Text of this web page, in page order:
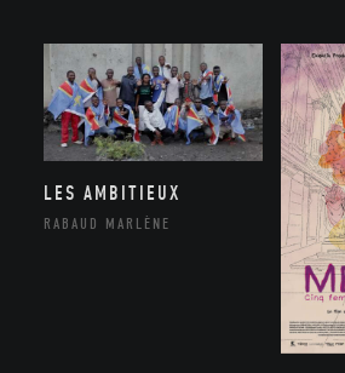
LES AMBITIEUX
RABAUD MARLÈNE